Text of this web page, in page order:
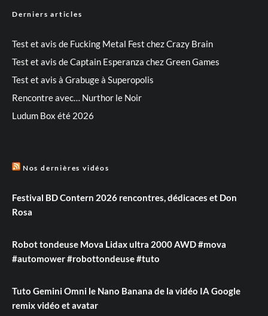
Derniers articles
Test et avis de Fucking Metal Fest chez Crazy Brain
Test et avis de Captain Esperanza chez Green Games
Test et avis à Grabuge à Superopolis
Rencontre avec… Nurthor le Noir
Ludum Box été 2026
Nos dernières vidéos
Festival BD Contern 2026 rencontres, dédicaces et Don
Rosa
Robot tondeuse Mova Lidax ultra 2000 AWD #mova
#automower #robottondeuse #tuto
Tuto Gemini Omni le Nano Banana de la vidéo IA Google
remix vidéo et avatar